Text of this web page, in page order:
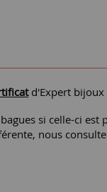
d'Expert bijoux
si celle-ci est
nous